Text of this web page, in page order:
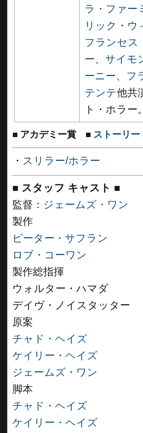
ラ・ファー
リック・ウ
フランセス
ー、 サイモ
ーニー、 フ
テンテ他共
ト・ホラー。
■ アカデミー賞 ■ ストーリー
・ スリラー/ホラー
■ スタッフ キャスト ■
監督： ジェームズ・ワン
製作
ピーター・サフラン
ロブ・コーワン
製作総指揮
ウォルター・ハマダ
デイヴ・ノイスタッター
原案
チャド・ヘイズ
ケイリー・ヘイズ
ジェームズ・ワン
脚本
チャド・ヘイズ
ケイリー・ヘイズ